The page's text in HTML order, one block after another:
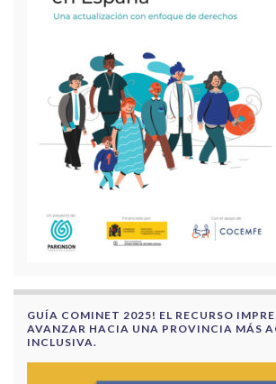
GUÍA COMINET 2025! EL RECURSO
AVANZAR HACIA UNA PROVINCIA MÁS
INCLUSIVA.